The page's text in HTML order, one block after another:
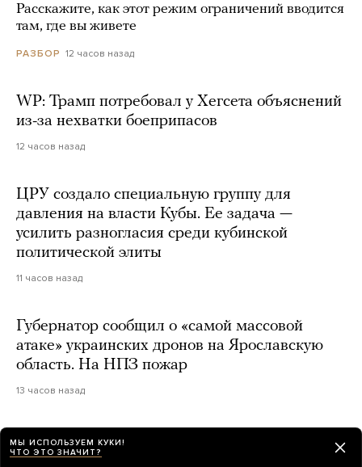
Расскажите, как этот режим ограничений вводится
там, где вы живете
РАЗБОР 12 часов назад
WP: Трамп потребовал у Хегсета объяснений
из-за нехватки боеприпасов
12 часов назад
ЦРУ создало специальную группу для
давления на власти Кубы. Ее задача —
усилить разногласия среди кубинской
политической элиты
11 часов назад
Губернатор сообщил о «самой массовой
атаке» украинских дронов на Ярославскую
область. На НПЗ пожар
13 часов назад
Джанни Инфантино останется главой ФИФА.
Он извинился за планы продать долю
МЫ ИСПОЛЬЗУЕМ КУКИ!
ЧТО ЭТО ЗНАЧИТ?